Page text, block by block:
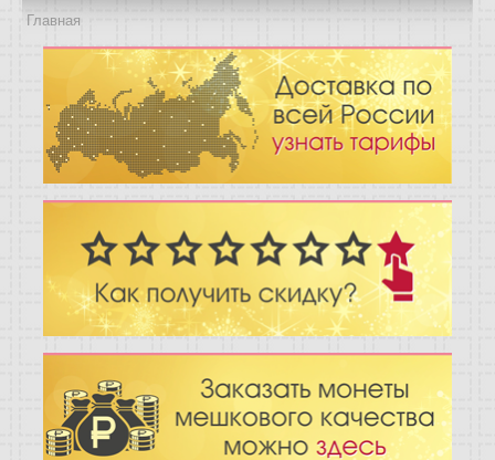
Как сделать заказ
Оплата и доставка
Контакты
Вопрос-ответ
Отзывы
Новости
Статьи
Главная